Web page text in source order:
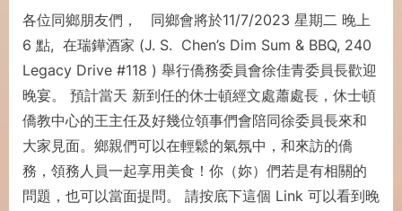
各位同鄉朋友們， 同鄉會將於11/7/2023 星期二 晚上
6 點, 在瑞鏵酒家 (J. S. Chen’s Dim Sum & BBQ, 240
Legacy Drive #118 ) 舉行僑務委員會徐佳青委員長歡迎
晚宴。 預計當天 新到任的休士頓經文處蕭處長，休士頓
僑教中心的王主任及好幾位領事們會陪同徐委員長來和
大家見面。鄉親們可以在輕鬆的氣氛中，和來訪的僑
務，領務人員一起享用美食！你（妳）們若是有相關的
問題，也可以當面提問。 請按底下這個 Link 可以看到晚